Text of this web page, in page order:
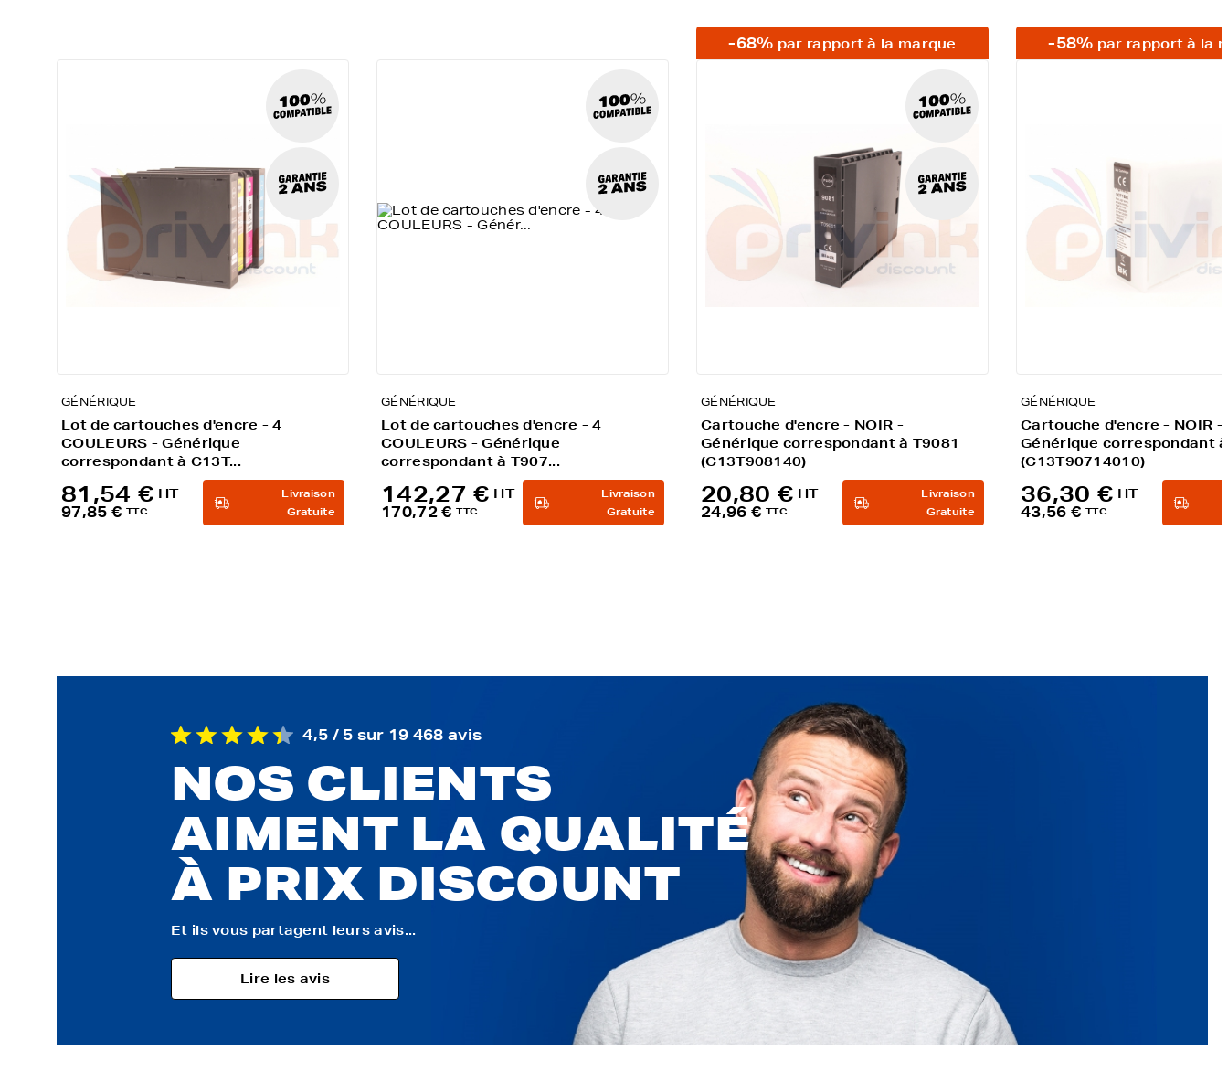
GÉNÉRIQUE
Lot de cartouches d'encre - 4
COULEURS - Générique
correspondant à C13T...
81,54 € HT
97,85 € TTC
Livraison
Gratuite
GÉNÉRIQUE
Lot de cartouches d'encre - 4
COULEURS - Générique
correspondant à T907...
142,27 € HT
170,72 € TTC
Livraison
Gratuite
-68% par rapport à la marque
GÉNÉRIQUE
Cartouche d'encre - NOIR -
Générique correspondant à T9081
(C13T908140)
20,80 € HT
24,96 € TTC
Livraison
Gratuite
-58% par rapport à la
GÉNÉRIQUE
Cartouche d'encre - NOIR -
Générique correspondant
(C13T90714010)
36,30 € HT
43,56 € TTC
4,5 / 5 sur 19 468 avis
NOS CLIENTS
AIMENT LA QUALITÉ
À PRIX DISCOUNT
Et ils vous partagent leurs avis...
Lire les avis